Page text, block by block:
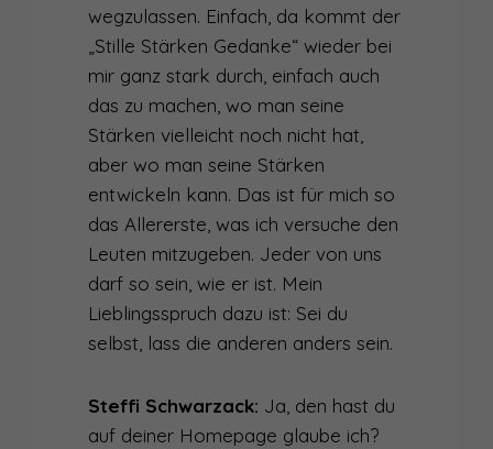
wegzulassen. Einfach, da kommt der
„Stille Stärken Gedanke“ wieder bei
mir ganz stark durch, einfach auch
das zu machen, wo man seine
Stärken vielleicht noch nicht hat,
aber wo man seine Stärken
entwickeln kann. Das ist für mich so
das Allererste, was ich versuche den
Leuten mitzugeben. Jeder von uns
darf so sein, wie er ist. Mein
Lieblingsspruch dazu ist: Sei du
selbst, lass die anderen anders sein.
Steffi Schwarzack: Ja, den hast du
auf deiner Homepage glaube ich?